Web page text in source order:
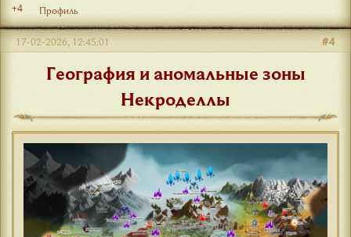
+4 Профиль
#4
17-02-2026, 12:45:01
География и аномальные зоны
Некроделлы